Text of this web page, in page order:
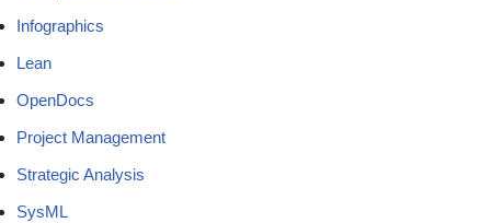
Infographics
Lean
OpenDocs
Project Management
Strategic Analysis
SysML